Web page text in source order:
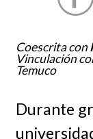
Coescrita con
Vinculación
Temuco
Durante